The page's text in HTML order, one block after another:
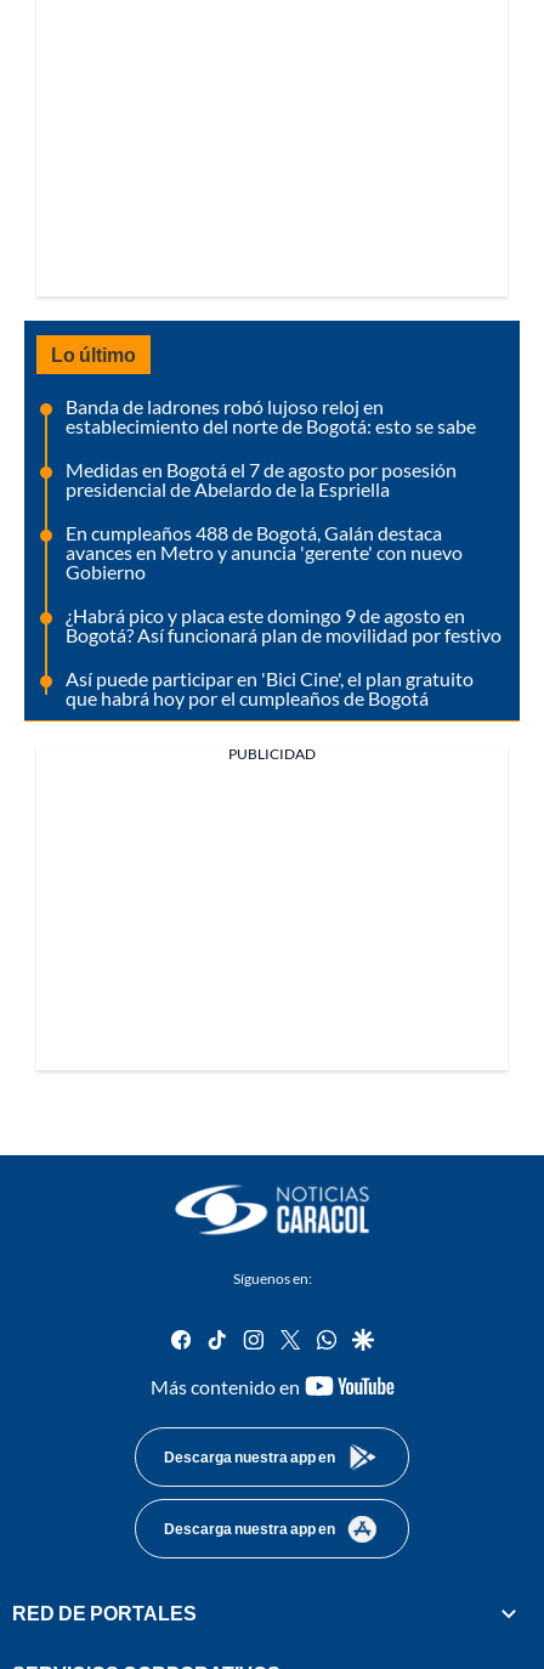
Lo último
Banda de ladrones robó lujoso reloj en
establecimiento del norte de Bogotá: esto se sabe
Medidas en Bogotá el 7 de agosto por posesión
presidencial de Abelardo de la Espriella
En cumpleaños 488 de Bogotá, Galán destaca
avances en Metro y anuncia 'gerente' con nuevo
Gobierno
¿Habrá pico y placa este domingo 9 de agosto en
Bogotá? Así funcionará plan de movilidad por festivo
Así puede participar en 'Bici Cine', el plan gratuito
que habrá hoy por el cumpleaños de Bogotá
PUBLICIDAD
Síguenos en:
facebook
tiktok instagram
twitterwhatsapp
google
Más contenido en
youtube-
Descarga nuestra app en
Descarga nuestra app en
RED DE PORTALES